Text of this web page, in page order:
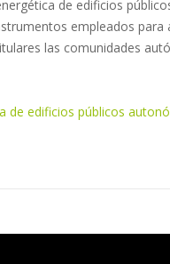
de edificios
empleados para
las comunidades
de edificios públicos